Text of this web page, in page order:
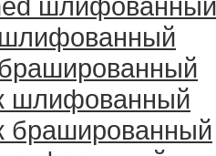
шлифованный
брашированный